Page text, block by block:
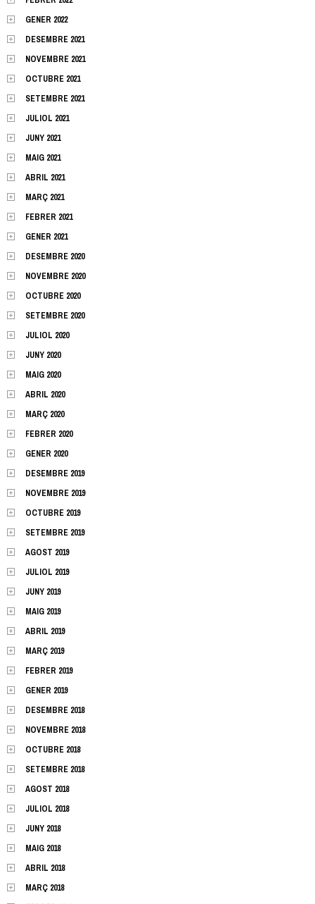
GENER 2022
DESEMBRE 2021
NOVEMBRE 2021
OCTUBRE 2021
SETEMBRE 2021
JULIOL 2021
JUNY 2021
MAIG 2021
ABRIL 2021
MARÇ 2021
FEBRER 2021
GENER 2021
DESEMBRE 2020
NOVEMBRE 2020
OCTUBRE 2020
SETEMBRE 2020
JULIOL 2020
JUNY 2020
MAIG 2020
ABRIL 2020
MARÇ 2020
FEBRER 2020
GENER 2020
DESEMBRE 2019
NOVEMBRE 2019
OCTUBRE 2019
SETEMBRE 2019
AGOST 2019
JULIOL 2019
JUNY 2019
MAIG 2019
ABRIL 2019
MARÇ 2019
FEBRER 2019
GENER 2019
DESEMBRE 2018
NOVEMBRE 2018
OCTUBRE 2018
SETEMBRE 2018
AGOST 2018
JULIOL 2018
JUNY 2018
MAIG 2018
ABRIL 2018
MARÇ 2018